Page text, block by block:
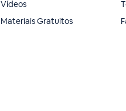
Vídeos
Materiais Gratuitos